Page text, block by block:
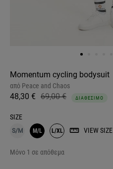
Momentum cycling bodysuit
από Peace and Chaos
48,30 € 69,00 € ΔΙΑΘΕΣΙΜΟ
SIZE
S/M M/L L/XL VIEW
Μόνο 1 σε απόθεμα